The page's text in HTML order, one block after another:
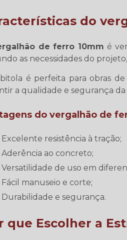
do
de ferro 10mm é
as necessidades do
é perfeita para obras
a qualidade e segurança
do vergalhão de
Excelente resistência à tração;
Aderência ao concreto;
Versatilidade de uso em
Fácil manuseio e corte;
Durabilidade e segurança.
que Escolher a